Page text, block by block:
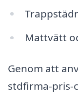
Mattvätt
Genom att
stdfirma-pris-